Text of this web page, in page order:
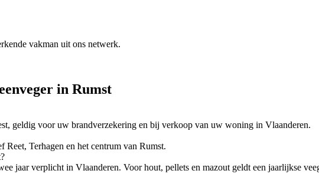
vakman uit ons netwerk.
in Rumst
geldig voor uw brandverzekering en bij verkoop van uw woning in Vlaanderen.
Reet, Terhagen en het centrum van Rumst.
jaar verplicht in Vlaanderen. Voor hout, pellets en mazout geldt een jaarlijkse